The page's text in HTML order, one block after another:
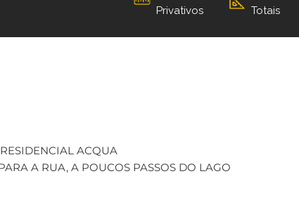
Privativos
Totais
ACQUA
A RUA, A POUCOS PASSOS DO LAGO